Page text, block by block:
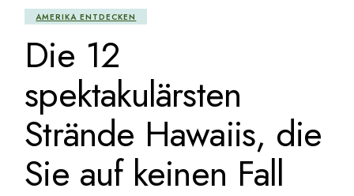
AMERIKA ENTDECKEN
Die 12
spektakulärsten
Strände Hawaiis, die
Sie auf keinen Fall